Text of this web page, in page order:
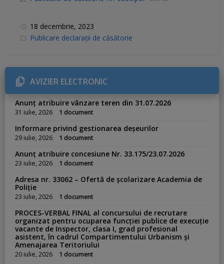
18 decembrie, 2023
C
r
i
e
s
Publicare declarații de căsătorie
AVIZIER ELECTRONIC
Anunț atribuire vânzare teren din 31.07.2026
31 iulie, 2026 1 document
Informare privind gestionarea deșeurilor
29 iulie, 2026 1 document
Anunț atribuire concesiune Nr. 33.175/23.07.2026
23 iulie, 2026 1 document
Adresa nr. 33062 – Ofertă de școlarizare Academia de
Poliție
23 iulie, 2026 1 document
PROCES-VERBAL FINAL al concursului de recrutare
organizat pentru ocuparea funcției publice de execuție
vacante de Inspector, clasa I, grad profesional
asistent, în cadrul Compartimentului Urbanism și
Amenajarea Teritoriului
20 iulie, 2026 1 document